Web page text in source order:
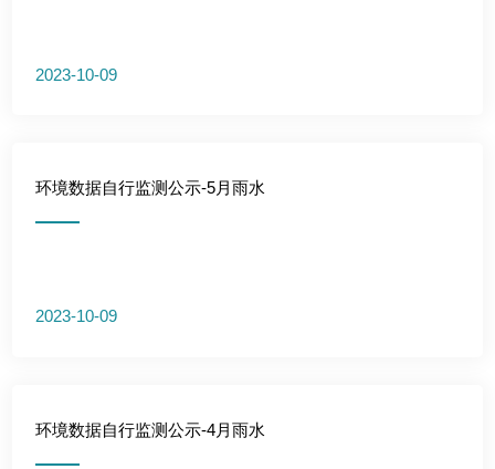
2023-10-09
环境数据自行监测公示-5月雨水
2023-10-09
环境数据自行监测公示-4月雨水